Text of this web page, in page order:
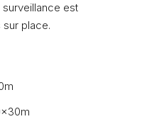
est
place.